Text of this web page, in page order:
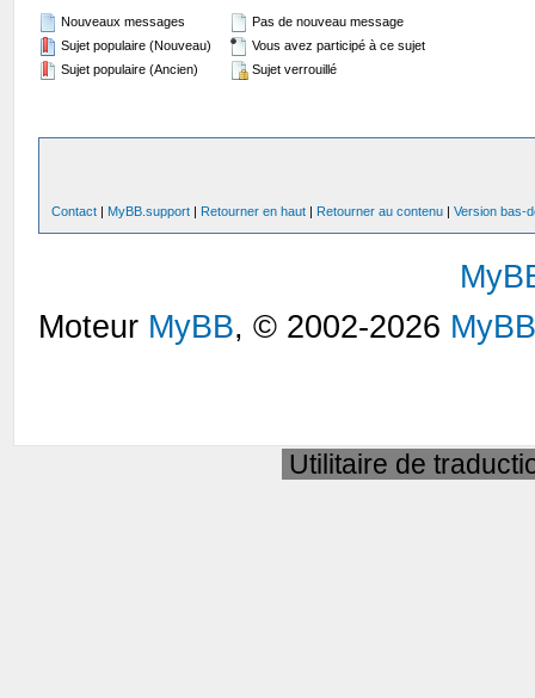
Nouveaux messages
Sujet populaire (Nouveau)
Sujet populaire (Ancien)
Pas de nouveau message
Vous avez participé à ce sujet
Sujet verrouillé
Contact | MyBB.support | Retourner en haut | Retourner au contenu |Version bas-
Moteur MyBB, © 2002-2026
Utilitaire de